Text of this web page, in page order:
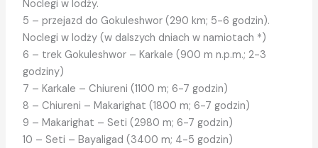
Noclegi w lodży.
5 – przejazd do Gokuleshwor (290 km; 5-6 godzin).
Noclegi w lodży (w dalszych dniach w namiotach *)
6 – trek Gokuleshwor – Karkale (900 m n.p.m.; 2-3
godziny)
7 – Karkale – Chiureni (1100 m; 6-7 godzin)
8 – Chiureni – Makarighat (1800 m; 6-7 godzin)
9 – Makarighat – Seti (2980 m; 6-7 godzin)
10 – Seti – Bayaligad (3400 m; 4-5 godzin)